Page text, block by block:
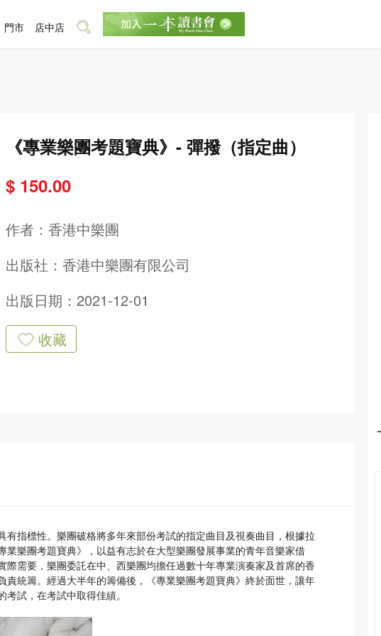
《專業樂團考題寶典》- 彈撥（指定曲）
$ 150.00
作者： 香港中樂團
出版社： 香港中樂團有限公司
出版日期：2021-12-01
收藏
指標性。樂團破格將多年來部份考試的指定曲目及視奏曲目，根據拉
業樂團考題寶典》，以益有志於在大型樂團發展事業的青年音樂家借
需要，樂團委託在中、西樂團均擔任過數十年專業演奏家及首席的香
責統籌。經過大半年的籌備後，《專業樂團考題寶典》終於面世，讓年
試，在考試中取得佳績。
門市 店中店